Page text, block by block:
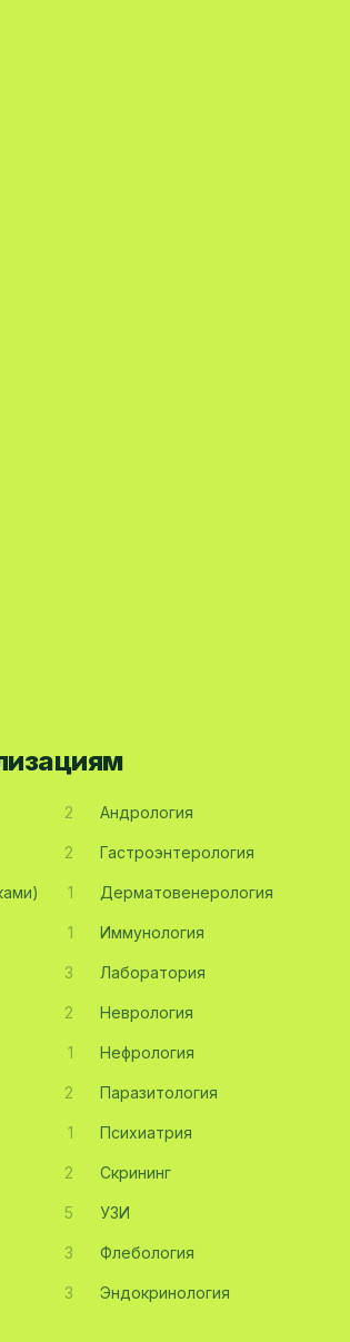
2 Андрология
2 Гастроэнтерология
1 Дерматовенерология
1 Иммунология
3 Лаборатория
2 Неврология
1 Нефрология
2 Паразитология
1 Психиатрия
2 Скрининг
5 УЗИ
3 Флебология
3 Эндокринология